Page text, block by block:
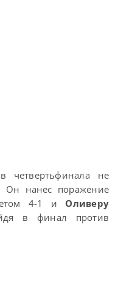
четвертьфинала не
Он нанес поражение
4-1 и Оливеру
в финал против